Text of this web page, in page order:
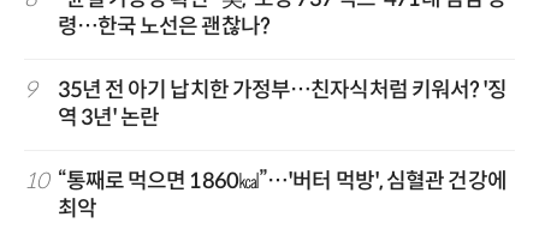
령…한국 노선은 괜찮나?
9
35년 전 아기 납치한 가정부…친자식처럼 키워서? '징
역 3년' 논란
10 “통째로 먹으면 1860㎉”…'버터 먹방', 심혈관 건강에
최악